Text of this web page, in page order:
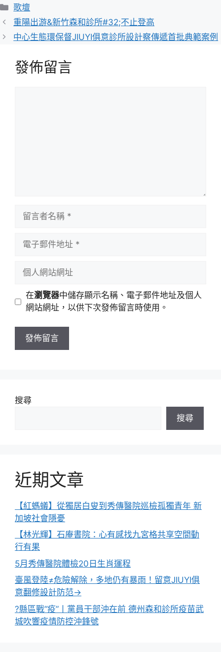
分
類
歌壇
重陽出游&新竹森和診所#32;不止登高
中心生態環保督JIUYI俱意診所設計察傳遞首批典範案例
發佈留言
址
站
址
在瀏覽器中儲存顯示名稱、電子郵件地址及個人
網站網址，以供下次發佈留言時使用。
搜尋
搜尋
近期文章
【紅螞蟻】從獨居白叟到秀傳醫院巡檢孤獨青年 新
加坡社會隱憂
【林光輝】石庵書院：心有感找九宮格共享空間動
行有果
5月秀傳醫院體檢20日生肖運程
臺風登陸≠危險解除，多地仍有暴雨！留意JIUYI俱
意翻修設計防范→
?縣區戰“疫”丨黨員干部沖在前 德州森和診所疫苗武
城吹響疫情防控沖鋒號